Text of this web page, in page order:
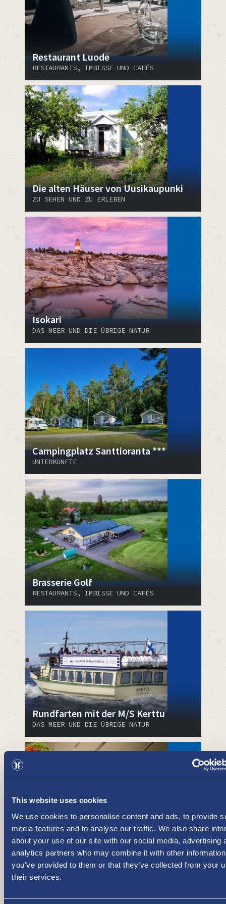
This website uses cookies
We use cookies to personalise content and ads, to provide
media features and to analyse our traffic. We also share
about your use of our site with our social media, advertising
analytics partners who may combine it with other
you’ve provided to them or that they’ve collected from your
their services.
Restaurant Luode
RESTAURANTS, IMBISSE UND CAFÉS
Die alten Häuser von Uusikaupunki
ZU SEHEN UND ZU ERLEBEN
Isokari
DAS MEER UND DIE ÜBRIGE NATUR
Campingplatz Santtioranta ***
UNTERKÜNFTE
Brasserie Golf
RESTAURANTS, IMBISSE UND CAFÉS
Rundfarten mit der M/S Kerttu
DAS MEER UND DIE ÜBRIGE NATUR
Mittagessen in Uusikaupunki
RESTAURANTS, IMBISSE UND CAFÉS